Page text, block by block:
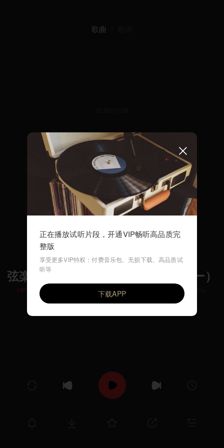
歌曲
弦楽のためのアダージョ（バーバー）
VIP Takeharu Nobuhara, conductor / Telemann Chamber Orchestra
正在播放试听片段，开通VIP畅听高品质完
整版
享受更多VIP特权：付费音乐包、无损下载、高品质试
听等
下载APP
